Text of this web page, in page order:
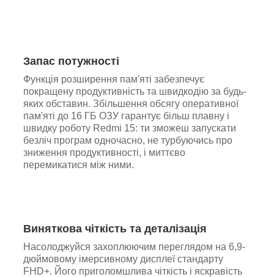
Виняткова чіткість та деталізація
Насолоджуйся захоплюючим переглядом на 6,9-
дюймовому імерсивному дисплеї стандарту
FHD+. Його приголомшлива чіткість і яскравість
Запас потужності
Функція розширення пам'яті забезпечує
покращену продуктивність та швидкодію за будь-
яких обставин. Збільшення обсягу оперативної
пам'яті до 16 ГБ ОЗУ гарантує більш плавну і
швидку роботу Redmi 15: ти зможеш запускати
безліч програм одночасно, не турбуючись про
зниження продуктивності, і миттєво
перемикатися між ними.